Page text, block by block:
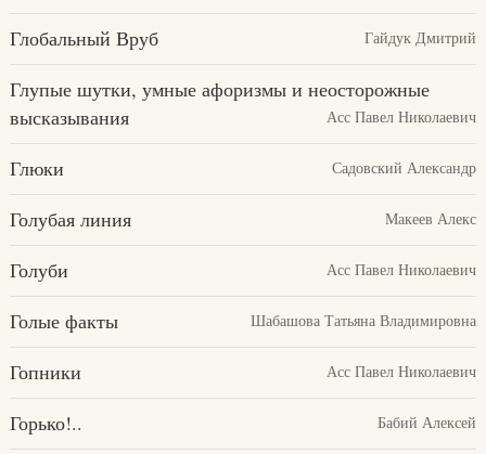
Глобальный Вруб Гайдук Дмитрий
Глупые шутки, умные афоризмы и неосторожные
высказывания
Асс Павел Николаевич
Глюки Садовский Александр
Голубая линия Макеев Алекс
Голуби Асс Павел Николаевич
Голые факты Шабашова Татьяна Владимировна
Гопники Асс Павел Николаевич
Горько!.. Бабий Алексей